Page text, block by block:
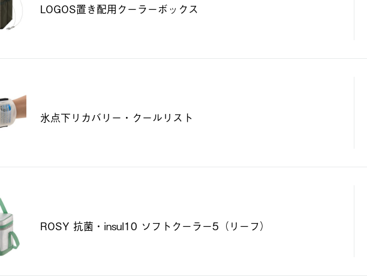
LOGOS置き配用クーラーボックス
氷点下リカバリー・クールリスト
ROSY 抗菌・insul10 ソフトクーラー5（リーフ）